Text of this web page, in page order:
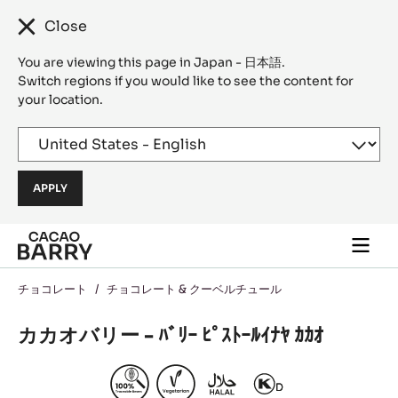
Close
You are viewing this page in Japan - 日本語.
Switch regions if you would like to see the content for
your location.
Skip to main content
main
チョコレート / チョコレート & クーベルチュール
カカオバリー - ﾊﾞﾘｰ ﾋﾟｽﾄｰﾙｲﾅﾔ ｶｶｵ